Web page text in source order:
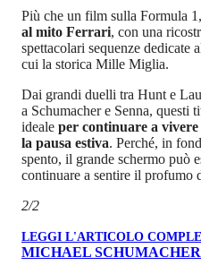
Più che un film sulla Formula 1,
al mito Ferrari, con una
spettacolari sequenze dedicate
cui la storica Mille Miglia.
Dai grandi duelli tra Hunt e
a Schumacher e Senna, questi
ideale per continuare a
la pausa estiva. Perché, in
spento, il grande schermo può
continuare a sentire il profumo
2/2
LEGGI L'ARTICOLO
MICHAEL SCHUMACHER